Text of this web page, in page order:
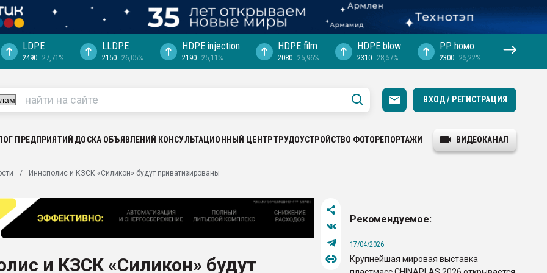
выходит на
рынке
LDPE
2490 27,71%
LLDPE
2150 26,05%
HDPE injection
2190 25,11%
HDPE film
2080 25,96%
HDPE blow
2310 28,57%
PP hомо
2300 25,22%
ВХОД / РЕГИСТРАЦИЯ
ПРЕДПРИЯТИЙ ДОСКА ОБЪЯВЛЕНИЙ КОНСУЛЬТАЦИОННЫЙ ЦЕНТРТРУДОУСТРОЙСТВО ФОТОРЕПОРТАЖИ ВИДЕОКАНАЛ
Иннополис и КЗСК «Силикон» будут приватизированы
и КЗСК «Силикон» будут
Рекомендуемое:
17/04/2026
Крупнейшая мировая выставка